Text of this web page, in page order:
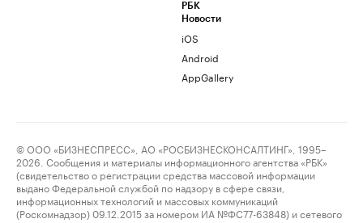
РБК
Новости
iOS
Android
AppGallery
© ООО «БИЗНЕСПРЕСС», АО «РОСБИЗНЕСКОНСАЛТИНГ», 1995–
2026. Сообщения и материалы информационного агентства «РБК»
(свидетельство о регистрации средства массовой информации
выдано Федеральной службой по надзору в сфере связи,
информационных технологий и массовых коммуникаций
(Роскомнадзор) 09.12.2015 за номером ИА №ФС77-63848) и сетевого